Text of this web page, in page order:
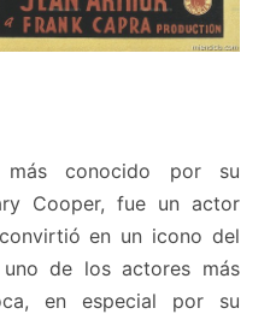
más conocido por su
Cooper, fue un actor
en un icono del
de los actores más
en especial por su